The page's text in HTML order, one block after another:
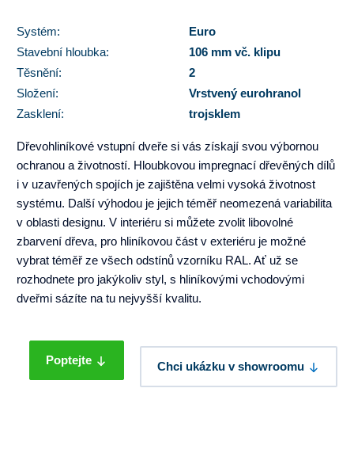
Systém:
Stavební hloubka:
Těsnění:
Složení:
Zasklení:
Euro
106 mm vč. klipu
2
Vrstvený eurohranol
trojsklem
Dřevohliníkové vstupní dveře si vás získají svou výbornou
ochranou a životností. Hloubkovou impregnací dřevěných dílů
i v uzavřených spojích je zajištěna velmi vysoká životnost
systému. Další výhodou je jejich téměř neomezená variabilita
v oblasti designu. V interiéru si můžete zvolit libovolné
zbarvení dřeva, pro hliníkovou část v exteriéru je možné
vybrat téměř ze všech odstínů vzorníku RAL. Ať už se
rozhodnete pro jakýkoliv styl, s hliníkovými vchodovými
dveřmi sázíte na tu nejvyšší kvalitu.
Poptejte Chci ukázku v showroomu